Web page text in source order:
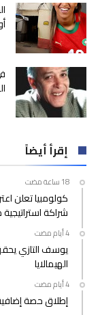
إقرأ أيضاً
كولومبيا تعلن
شراكة
الهيمالايا
إطلاق حصة